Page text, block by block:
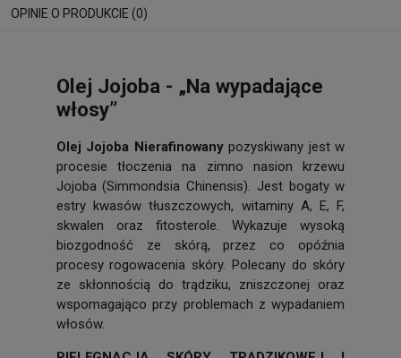
OPINIE O PRODUKCIE (0)
Olej Jojoba - „Na wypadające
włosy”
Olej Jojoba Nierafinowanypozyskiwany jest w
procesie tłoczenia na zimno nasion krzewu
Jojoba (Simmondsia Chinensis). Jest bogaty w
estry kwasów tłuszczowych, witaminy A, E, F,
skwalen oraz fitosterole. Wykazuje wysoką
biozgodność ze skórą, przez co opóźnia
procesy rogowacenia skóry. Polecany do skóry
ze skłonnością do trądziku, zniszczonej oraz
wspomagająco przy problemach z wypadaniem
włosów.